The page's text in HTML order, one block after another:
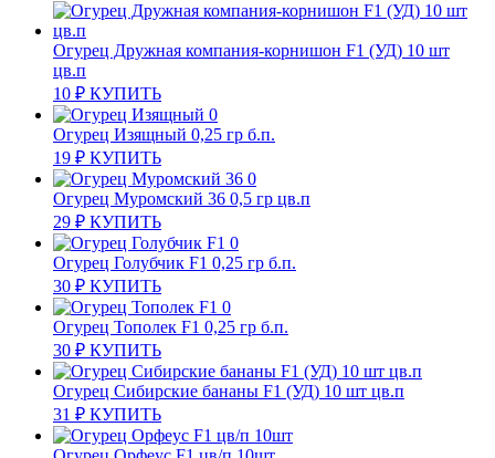
Огурец Дружная компания-корнишон F1 (УД) 10 шт
цв.п
10 ₽ КУПИТЬ
Огурец Изящный 0,25 гр б.п.
19 ₽ КУПИТЬ
Огурец Муромский 36 0,5 гр цв.п
29 ₽ КУПИТЬ
Огурец Голубчик F1 0,25 гр б.п.
30 ₽ КУПИТЬ
Огурец Тополек F1 0,25 гр б.п.
30 ₽ КУПИТЬ
Огурец Сибирские бананы F1 (УД) 10 шт цв.п
31 ₽ КУПИТЬ